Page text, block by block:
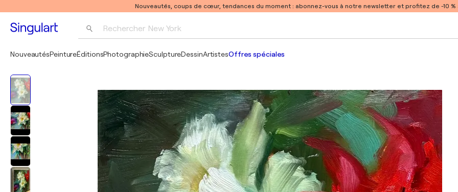
Nouveautés, coups de cœur, tendances du moment : abonnez-vous à notre newsletter et profitez de -10
Rechercher New York
Pablo Picasso
NouveautésPeintureÉditionsPhotographieSculptureDessinArtistesOffres spéciales